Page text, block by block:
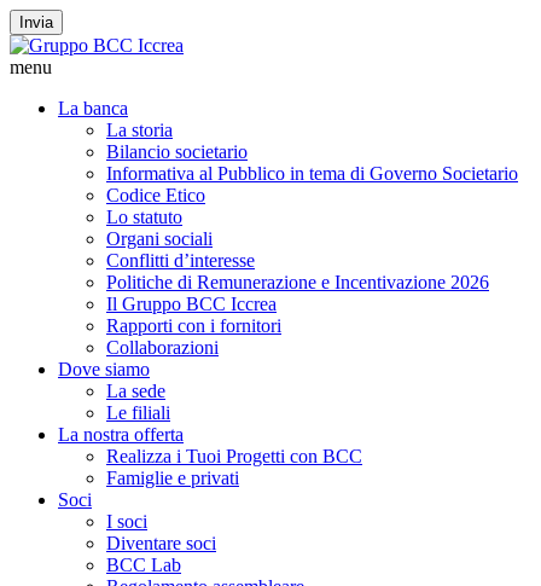
Invia
menu
La banca
La storia
Bilancio societario
Informativa al Pubblico in tema di Governo Societario
Codice Etico
Lo statuto
Organi sociali
Conflitti d’interesse
Politiche di Remunerazione e Incentivazione 2026
Il Gruppo BCC Iccrea
Rapporti con i fornitori
Collaborazioni
Dove siamo
La sede
Le filiali
La nostra offerta
Realizza i Tuoi Progetti con BCC
Famiglie e privati
Soci
I soci
Diventare soci
BCC Lab